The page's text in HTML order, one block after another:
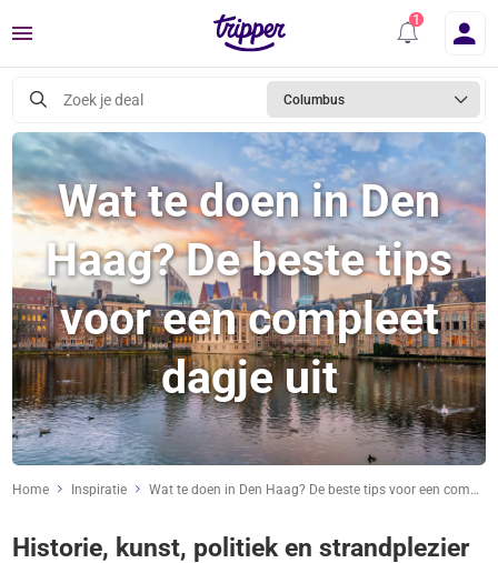
Menu
Zoek je deal Columbus
Wat te doen in Den
Haag? De beste tips
voor een compleet
dagje uit
Home Inspiratie Wat te doen in Den Haag? De beste tips voor een compleet dagje uit
Historie, kunst, politiek en strandplezier